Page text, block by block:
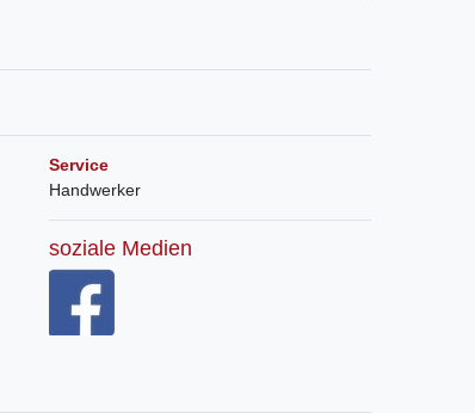
Service
Handwerker
soziale Medien